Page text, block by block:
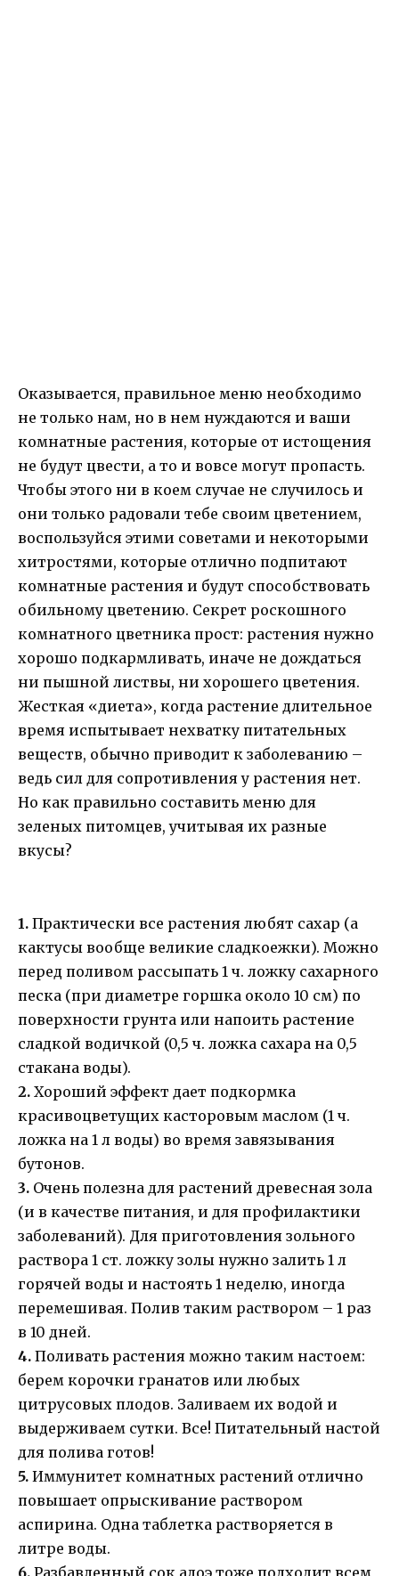
Оказывается, правильное меню необходимо
не только нам, но в нем нуждаются и ваши
комнатные растения, которые от истощения
не будут цвести, а то и вовсе могут пропасть.
Чтобы этого ни в коем случае не случилось и
они только радовали тебе своим цветением,
воспользуйся этими советами и некоторыми
хитростями, которые отлично подпитают
комнатные растения и будут способствовать
обильному цветению. Секрет роскошного
комнатного цветника прост: растения нужно
хорошо подкармливать, иначе не дождаться
ни пышной листвы, ни хорошего цветения.
Жесткая «диета», когда растение длительное
время испытывает нехватку питательных
веществ, обычно приводит к заболеванию –
ведь сил для сопротивления у растения нет.
Но как правильно составить меню для
зеленых питомцев, учитывая их разные
вкусы?
1. Практически все растения любят сахар (а
кактусы вообще великие сладкоежки). Можно
перед поливом рассыпать 1 ч. ложку сахарного
песка (при диаметре горшка около 10 см) по
поверхности грунта или напоить растение
сладкой водичкой (0,5 ч. ложка сахара на 0,5
стакана воды).
2. Хороший эффект дает подкормка
красивоцветущих касторовым маслом (1 ч.
ложка на 1 л воды) во время завязывания
бутонов.
3. Очень полезна для растений древесная зола
(и в качестве питания, и для профилактики
заболеваний). Для приготовления зольного
раствора 1 ст. ложку золы нужно залить 1 л
горячей воды и настоять 1 неделю, иногда
перемешивая. Полив таким раствором – 1 раз
в 10 дней.
4. Поливать растения можно таким настоем:
берем корочки гранатов или любых
цитрусовых плодов. Заливаем их водой и
выдерживаем сутки. Все! Питательный настой
для полива готов!
5. Иммунитет комнатных растений отлично
повышает опрыскивание раствором
аспирина. Одна таблетка растворяется в
литре воды.
6. Разбавленный сок алоэ тоже подходит всем